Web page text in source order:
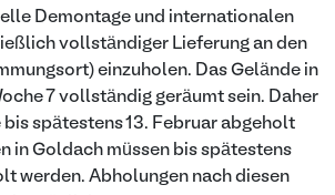
Demontage und internationalen
vollständiger Lieferung an den
einzuholen. Das Gelände in
7 vollständig geräumt sein. Daher
bis spätestens 13. Februar abgeholt
in Goldach müssen bis spätestens
werden. Abholungen nach diesen